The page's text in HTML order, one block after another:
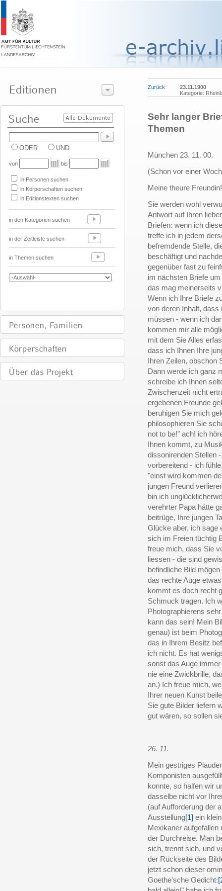
ODER UND
von bis
in Personen suchen
in Körperschaften suchen
in Editionstexten suchen
in den Kategorien suchen
in der Zeitleiste suchen
in Themen suchen
Zurück
23.11.1900
Kategorie:
Sehr langer
Themen
München 23. 11. 00.
(Schon vor einer
Meine theure Freundin!
Sie werden wohl
Antwort auf Ihren
Briefen: wenn ich
treffe ich in jedem
befremdende Stelle,
beschäftigt und
gegenüber fast zu
im nächsten Briefe
das mag meinerseits
Wenn ich Ihre Briefe
von deren Inhalt, dass
müssen - wenn ich
kommen mir alle
mit dem Sie Alles
dass ich Ihnen Ihre
Ihren Zeilen, obschon
Dann werde ich ganz
schreibe ich Ihnen
Zwischenzeit nicht
ergebenen Freunde
beruhigen Sie mich
philosophieren Sie
not to be!" ach! ich
Ihnen kommt, zu
dissonirenden Stellen
vorbereitend - ich
"einst wird kommen
jungen Freund
bin ich
verehrter Papa hätte
beitrüge, Ihre jungen
Glücke aber, ich sage
sich im Freien tüchtig
freue mich, dass Sie
liessen - die sind
befindliche Bild
das rechte Auge
kommt es doch recht
Schmuck tragen. Ich
Photographierens
kann das sein! Mein
genau) ist beim
das in Ihrem Besitz
ich nicht. Es hat
sonst das Auge
nie eine Zwickbrille,
an.) Ich freue mich,
Ihrer neuen Kunst
Sie gute Bilder liefern
gut wären, so sollen
26. 11.
Mein gestriges
Komponisten
konnte, so halfen wir
dasselbe nicht vor
(auf Aufforderung der
Ausstellung[1] ein
Mexikaner aufgefallen
der Durchreise. Man
sich, trennt sich, und
der Rückseite des
jetzt schon dieser
Goethe'sche Gedicht: